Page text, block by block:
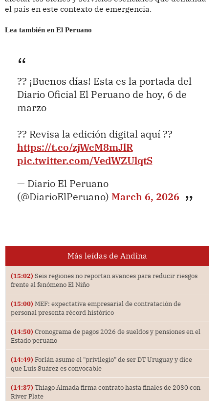
el país en este contexto de emergencia.
Lea también en El Peruano
?? ¡Buenos días! Esta es la portada del
Diario Oficial El Peruano de hoy, 6 de
marzo
?? Revisa la edición digital aquí ??
https://t.co/zjWcM8mJlR
pic.twitter.com/VedWZUlqtS
— Diario El Peruano
(@DiarioElPeruano) March 6, 2026
Más leídas de Andina
(15:02) Seis regiones no reportan avances para reducir riesgos
frente al fenómeno El Niño
(15:00) MEF: expectativa empresarial de contratación de
personal presenta récord histórico
(14:50) Cronograma de pagos 2026 de sueldos y pensiones en el
Estado peruano
(14:49) Forlán asume el "privilegio" de ser DT Uruguay y dice
que Luis Suárez es convocable
(14:37) Thiago Almada firma contrato hasta finales de 2030 con
River Plate